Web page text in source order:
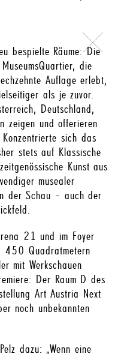
bespielte Räume: Die
die
Auflage erlebt,
als je zuvor.
Deutschland,
zeigen und offerieren
sich das
stets auf Klassische
Kunst aus
musealer
der Schau – auch der
21 und im Foyer
450 Quadratmetern
mit Werkschauen
Der Raum D des
Art Austria Next
noch unbekannten
dazu: „Wenn eine